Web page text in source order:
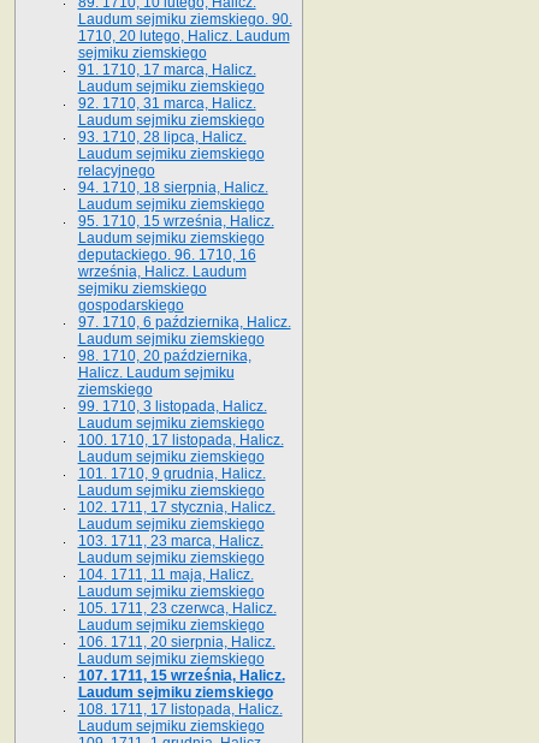
Laudum sejmiku ziemskiego. 90.
1710, 20 lutego, Halicz. Laudum
sejmiku ziemskiego
91. 1710, 17 marca, Halicz.
Laudum sejmiku ziemskiego
92. 1710, 31 marca, Halicz.
Laudum sejmiku ziemskiego
93. 1710, 28 lipca, Halicz.
Laudum sejmiku ziemskiego
relacyjnego
94. 1710, 18 sierpnia, Halicz.
Laudum sejmiku ziemskiego
95. 1710, 15 września, Halicz.
Laudum sejmiku ziemskiego
deputackiego. 96. 1710, 16
września, Halicz. Laudum
sejmiku ziemskiego
gospodarskiego
97. 1710, 6 października, Halicz.
Laudum sejmiku ziemskiego
98. 1710, 20 października,
Halicz. Laudum sejmiku
ziemskiego
99. 1710, 3 listopada, Halicz.
Laudum sejmiku ziemskiego
100. 1710, 17 listopada, Halicz.
Laudum sejmiku ziemskiego
101. 1710, 9 grudnia, Halicz.
Laudum sejmiku ziemskiego
102. 1711, 17 stycznia, Halicz.
Laudum sejmiku ziemskiego
103. 1711, 23 marca, Halicz.
Laudum sejmiku ziemskiego
104. 1711, 11 maja, Halicz.
Laudum sejmiku ziemskiego
105. 1711, 23 czerwca, Halicz.
Laudum sejmiku ziemskiego
106. 1711, 20 sierpnia, Halicz.
Laudum sejmiku ziemskiego
107. 1711, 15 września, Halicz.
Laudum sejmiku ziemskiego
108. 1711, 17 listopada, Halicz.
Laudum sejmiku ziemskiego